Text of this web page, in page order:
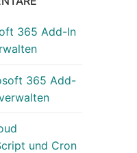
365 Add-In
365 Add-
und Cron